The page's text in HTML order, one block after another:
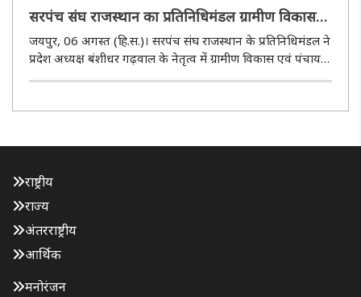
सरपंच संघ राजस्थान का प्रतिनिधिमंडल ग्रामीण विकास
एवं पंचायत राज विभाग के अधिकारियों से मिला
जयपुर, 06 अगस्त (हि.स.)। सरपंच संघ राजस्थान के प्रतिनिधिमंडल ने
प्रदेश अध्यक्ष बंशीधर गढ़वाल के नेतृत्व में ग्रामीण विकास एवं पंचायत
राज विभाग के अधिकारियों से मुलाकात कर पंचायतों से जुड़ी विभिन्न
राष्ट्रीय
राज्य
अंतरराष्ट्रीय
आर्थिक
मनोरंजन